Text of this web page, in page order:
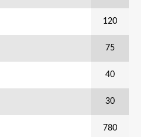
120
75
40
30
780